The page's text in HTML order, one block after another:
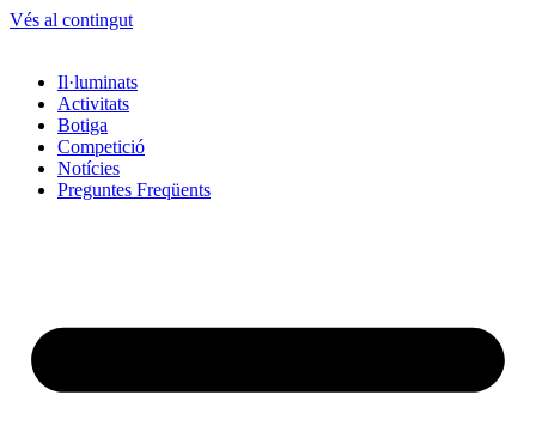
Vés al contingut
Il·luminats
Activitats
Botiga
Competició
Notícies
Preguntes Freqüents